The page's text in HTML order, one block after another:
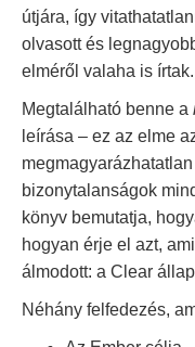
útjára, így
olvasott és
elméről valaha is írtak.
Megtalálható benne a
leírása – ez az elme
bizonytalanságok
könyv bemutatja,
hogyan érje el azt,
álmodott: a Clear
Néhány felfedezés,